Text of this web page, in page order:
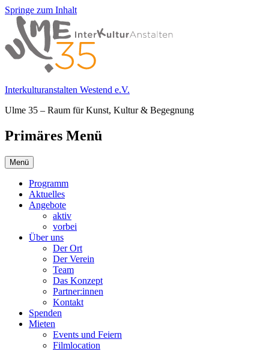
Springe zum Inhalt
Interkulturanstalten Westend e.V.
Ulme 35 – Raum für Kunst, Kultur & Begegnung
Primäres Menü
Menü
Programm
Aktuelles
Angebote
aktiv
vorbei
Über uns
Der Ort
Der Verein
Team
Das Konzept
Partner:innen
Kontakt
Spenden
Mieten
Events und Feiern
Filmlocation